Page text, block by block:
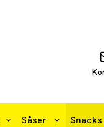
Såser